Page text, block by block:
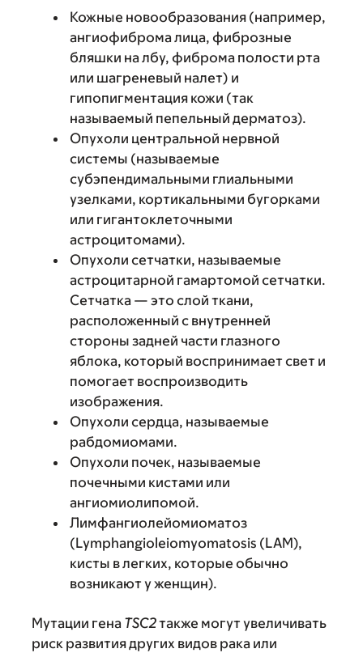
Кожные новообразования (например,
ангиофиброма лица, фиброзные
бляшки на лбу, фиброма полости рта
или шагреневый налет) и
гипопигментация кожи (так
называемый пепельный дерматоз).
Опухоли центральной нервной
системы (называемые
субэпендимальными глиальными
узелками, кортикальными бугорками
или гигантоклеточными
астроцитомами).
Опухоли сетчатки, называемые
астроцитарной гамартомой сетчатки.
Сетчатка — это слой ткани,
расположенный с внутренней
стороны задней части глазного
яблока, который воспринимает свет и
помогает воспроизводить
изображения.
Опухоли сердца, называемые
рабдомиомами.
Опухоли почек, называемые
почечными кистами или
ангиомиолипомой.
Лимфангиолейомиоматоз
(Lymphangioleiomyomatosis (LAM),
кисты в легких, которые обычно
возникают у женщин).
Мутации гена TSC2также могут увеличивать
риск развития других видов рака или